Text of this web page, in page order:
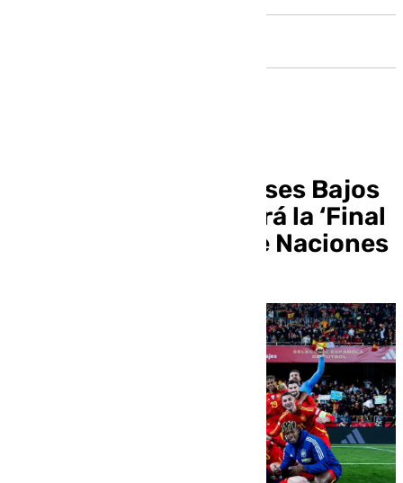
España doblega a Países Bajos
en los penaltis y jugará la ‘Final
a cuatro’ de la Liga de Naciones